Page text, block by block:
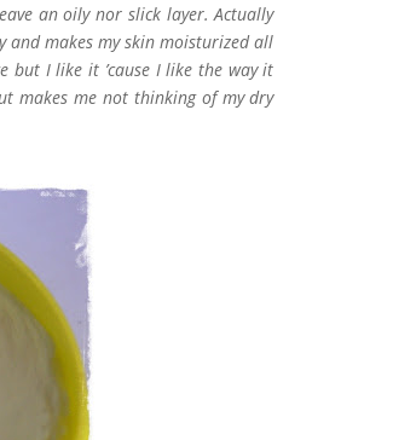
an oily nor slick layer. Actually
and makes my skin moisturized all
but I like it ’cause I like the way it
makes me not thinking of my dry